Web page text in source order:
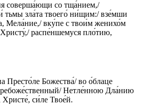
соверша́ющи со тща́нием,/
тьмы зла́та твоего́ ни́щим:/ взе́мши
Мела́ние,/ вку́пе с твои́м женихо́м
распе́ншемуся пло́тию,
Престо́ле Божества́/ во о́блаце
Нетле́нною Дла́нию
Христе́, си́ле Твое́й.